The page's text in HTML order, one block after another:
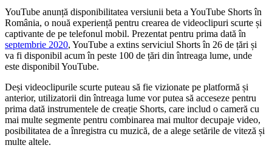
YouTube anunță disponibilitatea versiunii beta a YouTube Shorts în
România, o nouă experiență pentru crearea de videoclipuri scurte și
captivante de pe telefonul mobil. Prezentat pentru prima dată în
septembrie 2020, YouTube a extins serviciul Shorts în 26 de țări și
va fi disponibil acum în peste 100 de țări din întreaga lume, unde
este disponibil YouTube.
Deși videoclipurile scurte puteau să fie vizionate pe platformă și
anterior, utilizatorii din întreaga lume vor putea să acceseze pentru
prima dată instrumentele de creație Shorts, care includ o cameră cu
mai multe segmente pentru combinarea mai multor decupaje video,
posibilitatea de a înregistra cu muzică, de a alege setările de viteză și
multe altele.